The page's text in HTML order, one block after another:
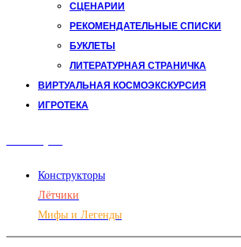
СЦЕНАРИИ
РЕКОМЕНДАТЕЛЬНЫЕ СПИСКИ
БУКЛЕТЫ
ЛИТЕРАТУРНАЯ СТРАНИЧКА
ВИРТУАЛЬНАЯ КОСМОЭКСКУРСИЯ
ИГРОТЕКА
Конструкторы
Лётчики
Мифы и Легенды